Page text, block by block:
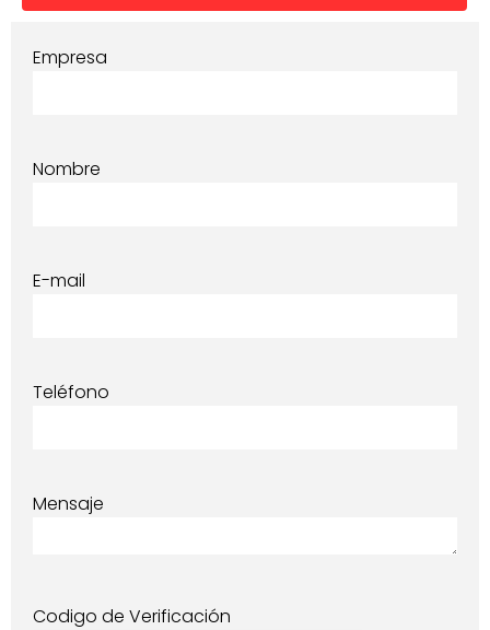
Empresa
Nombre
E-mail
Teléfono
Mensaje
Codigo de Verificación